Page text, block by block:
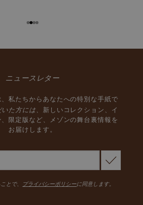
ニュースレター
私たちからあなたへの特別な手紙で
た方には、 新しいコレクション、イ
限定版など、メゾンの舞台裏情報を
お届けします。
とで、 プライバシーポリシーに同意します。